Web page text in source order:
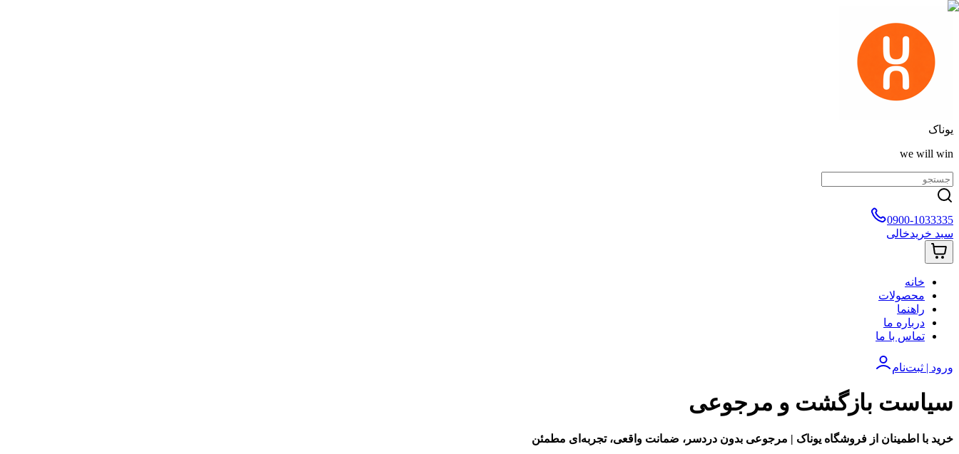
یوناک
we will win
0900-1033335
سبد خریدخالی
خانه
محصولات
راهنما
درباره ما
تماس با ما
ورود | ثبت‌نام
سیاست بازگشت و مرجوعی
خرید با اطمینان از فروشگاه یوناک | مرجوعی بدون دردسر، ضمانت واقعی، تجربه‌ای مطمئن